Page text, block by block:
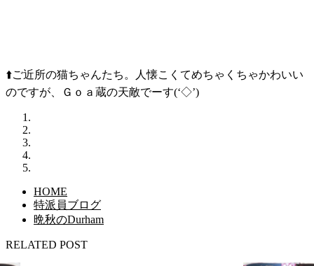
⬆️ご近所の猫ちゃんたち。人懐こくてめちゃくちゃかわいい
のですが、Ｇｏａ蔵の天敵でーす(‘◇’)ゞ
HOME
特派員ブログ
晩秋のDurham
RELATED POST